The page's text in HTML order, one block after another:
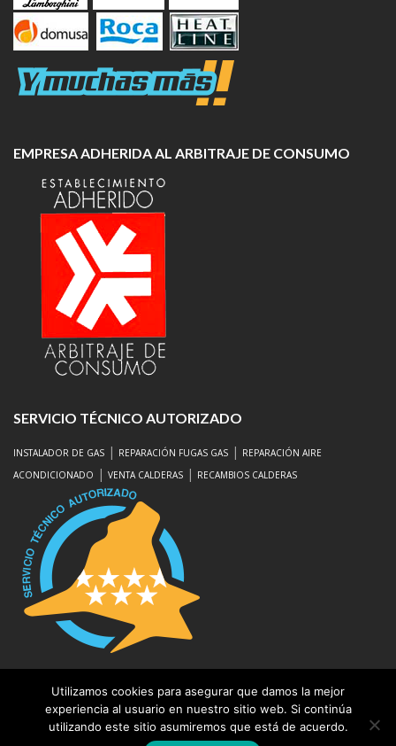
EMPRESA ADHERIDA AL ARBITRAJE DE CONSUMO
SERVICIO TÉCNICO AUTORIZADO
INSTALADOR DE GAS | REPARACIÓN FUGAS GAS | REPARACIÓN AIRE
ACONDICIONADO
| VENTA CALDERAS | RECAMBIOS CALDERAS
Aviso Legal|Protección de Datos
Utilizamos cookies para asegurar que damos la mejor
experiencia al usuario en nuestro sitio web. Si continúa
utilizando este sitio asumiremos que está de acuerdo.